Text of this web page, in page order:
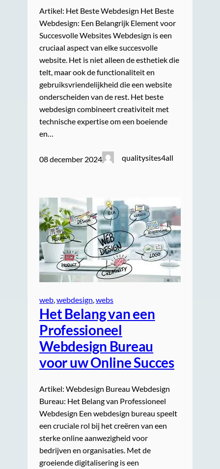
Artikel: Het Beste Webdesign Het Beste
Webdesign: Een Belangrijk Element voor
Succesvolle Websites Webdesign is een
cruciaal aspect van elke succesvolle
website. Het is niet alleen de esthetiek die
telt, maar ook de functionaliteit en
gebruiksvriendelijkheid die een website
onderscheiden van de rest. Het beste
webdesign combineert creativiteit met
technische expertise om een boeiende
en…
08 december 2024 qualitysites4all
web webdesign webs
Het Belang van een
Professioneel
Webdesign Bureau
voor uw Online Succes
Artikel: Webdesign Bureau Webdesign
Bureau: Het Belang van Professioneel
Webdesign Een webdesign bureau speelt
een cruciale rol bij het creëren van een
sterke online aanwezigheid voor
bedrijven en organisaties. Met de
groeiende digitalisering is een